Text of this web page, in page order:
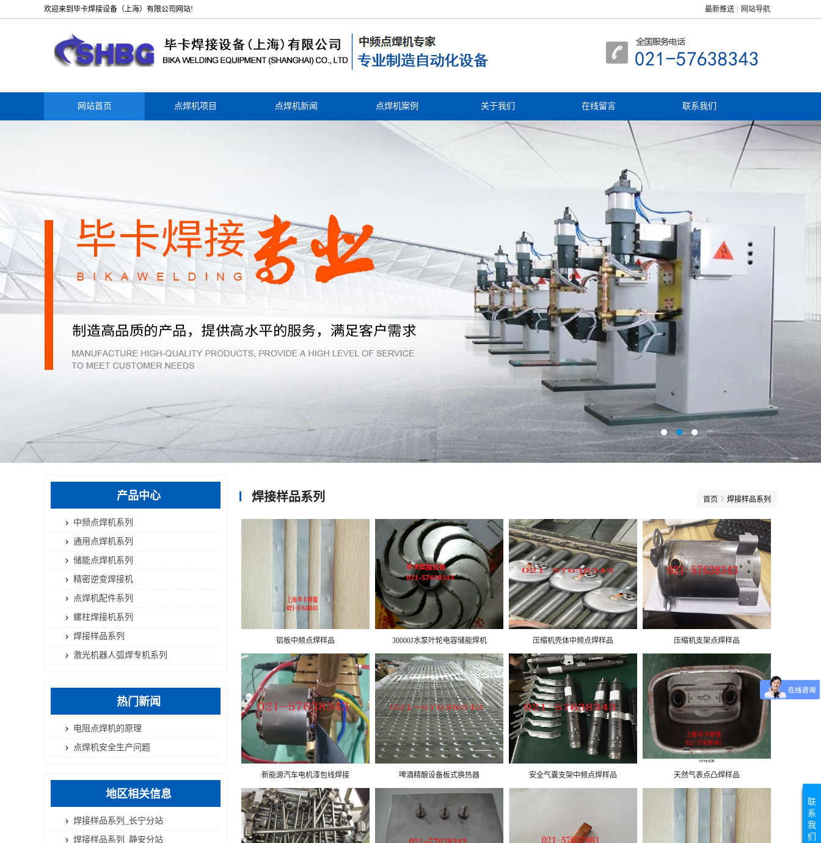
欢迎来到毕卡焊接设备（上海）有限公司网站! 最新推送 网站导航
网站首页 点焊机项目 点焊机新闻 点焊机案例 关于我们 在线留言 联系我们
联
系
我
们
产品中心
中频点焊机系列
通用点焊机系列
储能点焊机系列
精密逆变焊接机
点焊机配件系列
螺柱焊接机系列
焊接样品系列
激光机器人弧焊专机系列
热门新闻
电阻点焊机的原理
点焊机安全生产问题
地区相关信息
焊接样品系列_长宁分站
焊接样品系列_静安分站
焊接样品系列 首页 焊接样品系列
铝板中频点焊样品 30000J水泵叶轮电容储能焊机 压缩机壳体中频点焊样品 压缩机支架点焊样品
新能源汽车电机漆包线焊接 啤酒精酿设备板式换热器 安全气囊支架中频点焊样品 天然气表点凸焊样品